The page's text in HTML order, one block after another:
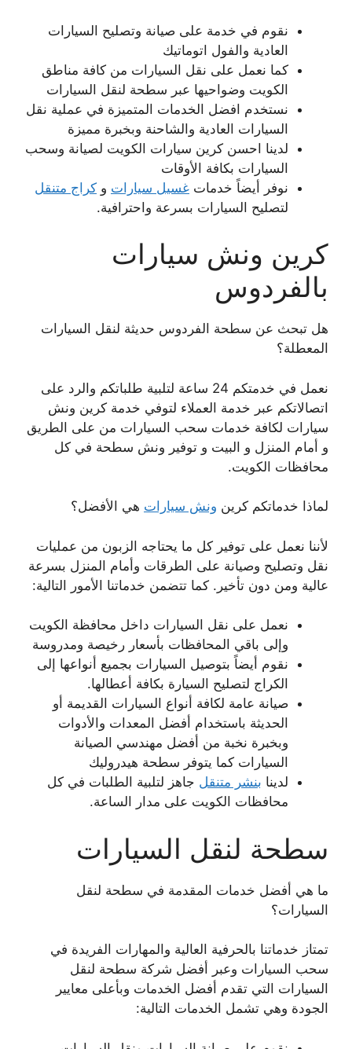
نقوم في خدمة على صيانة وتصليح السيارات
العادية والفول اتوماتيك
كما نعمل على نقل السيارات من كافة مناطق
الكويت وضواحيها عبر سطحة لنقل السيارات
نستخدم افضل الخدمات المتميزة في عملية نقل
السيارات العادية والشاحنة وبخبرة مميزة
لدينا احسن كرين سيارات الكويت لصيانة وسحب
السيارات بكافة الأوقات
نوفر أيضاً خدمات غسيل سيارات و كراج متنقل
لتصليح السيارات بسرعة واحترافية.
كرين ونش سيارات
بالفردوس
هل تبحث عن سطحة الفردوس حديثة لنقل السيارات
المعطلة؟
نعمل في خدمتكم 24 ساعة لتلبية طلباتكم والرد على
اتصالاتكم عبر خدمة العملاء لتوفي خدمة كرين ونش
سيارات لكافة خدمات سحب السيارات من على الطريق
و أمام المنزل و البيت و توفير ونش سطحة في كل
محافظات الكويت.
لماذا خدماتكم كرين ونش سيارات هي الأفضل؟
لأننا نعمل على توفير كل ما يحتاجه الزبون من عمليات
نقل وتصليح وصيانة على الطرقات وأمام المنزل بسرعة
عالية ومن دون تأخير. كما تتضمن خدماتنا الأمور التالية:
نعمل على نقل السيارات داخل محافظة الكويت
وإلى باقي المحافظات بأسعار رخيصة ومدروسة
نقوم أيضاً بتوصيل السيارات بجميع أنواعها إلى
الكراج لتصليح السيارة بكافة أعطالها.
صيانة عامة لكافة أنواع السيارات القديمة أو
الحديثة باستخدام أفضل المعدات والأدوات
وبخبرة نخبة من أفضل مهندسي الصيانة
السيارات كما يتوفر سطحة هيدروليك
لدينا بنشر متنقل جاهز لتلبية الطلبات في كل
محافظات الكويت على مدار الساعة.
سطحة لنقل السيارات
ما هي أفضل خدمات المقدمة في سطحة لنقل
السيارات؟
تمتاز خدماتنا بالحرفية العالية والمهارات الفريدة في
سحب السيارات وعبر أفضل شركة سطحة لنقل
السيارات التي تقدم أفضل الخدمات وبأعلى معايير
الجودة وهي تشمل الخدمات التالية: